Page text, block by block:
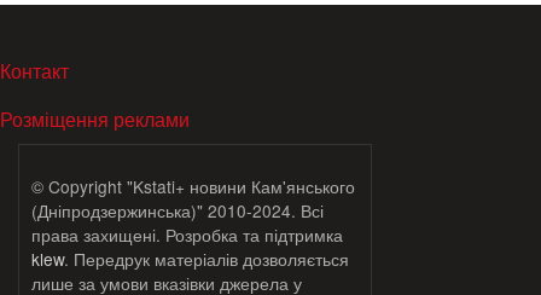
МЕНЮ В ПОДВАЛЕ
Контакт
Розміщення реклами
© Copyright "Kstati+ новини Кам'янського
(Дніпродзержинська)" 2010-2024. Всі
права захищені. Розробка та підтримка
klew. Передрук матеріалів дозволяється
лише за умови вказівки джерела у